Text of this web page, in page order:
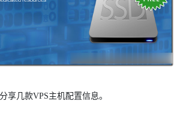
享几款VPS主机配置信息。